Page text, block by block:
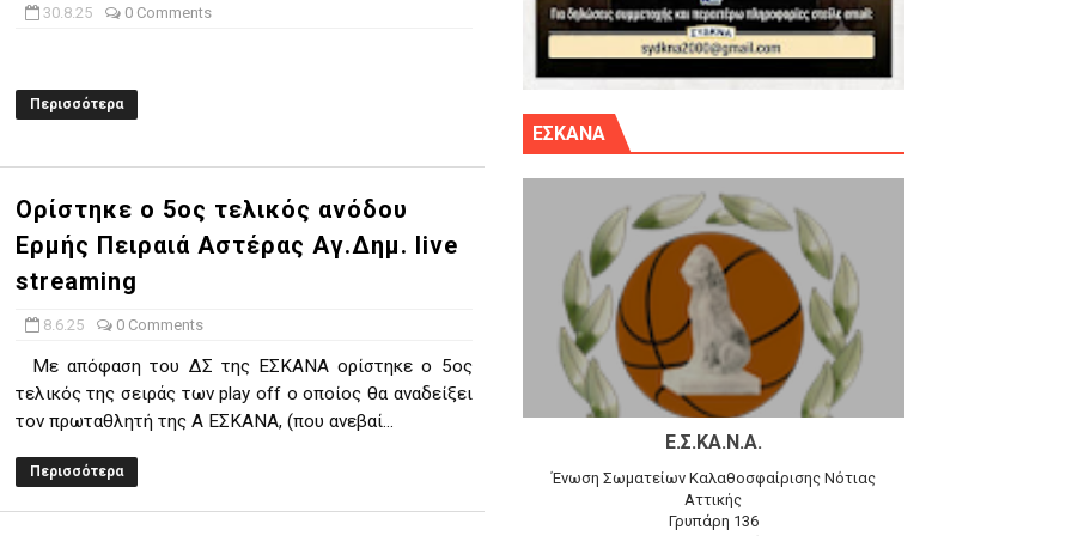
ΜΠΑΣΚΕΤ : 39Η ΕΠΕΤΕΙΟΣ ΑΠΟ ΤΟ ΕΠΟΣ ΤΟΥ 1987
κυπέλλου ανδρών ΕΣΚΑΝΑ Μανδραϊκός Προοδευτική στο νέο κλ. Αγίου Δημητρίου την Κυριακή 14.6.26
Πανελευσινιακό στον τελικό αύριο με Αρετσού (το video του αγώνα)
η Φιλία Περάματος έφερε την σειρά στα ίσια (1-1) νίκησε τον Προφήτη Ηλία 78-74 στα Καμίνια
ΑΕ Ρέντη, Πέρα , Ερμής Αργυρ. και Δραπετσώνα
30.8.25 0 Comments
Περισσότερα
Ορίστηκε ο 5ος τελικός ανόδου
Ερμής Πειραιά Αστέρας Αγ.Δημ. live
streaming
8.6.25 0 Comments
Με απόφαση του ΔΣ της ΕΣΚΑΝΑ ορίστηκε ο 5ος
τελικός της σειράς των play off ο οποίος θα αναδείξει
τον πρωταθλητή της Α ΕΣΚΑΝΑ, (που ανεβαί...
Περισσότερα
ΕΣΚΑΝΑ
Ε.Σ.ΚΑ.Ν.Α.
Ένωση Σωματείων Καλαθοσφαίρισης Νότιας
Αττικής
Γρυπάρη 136